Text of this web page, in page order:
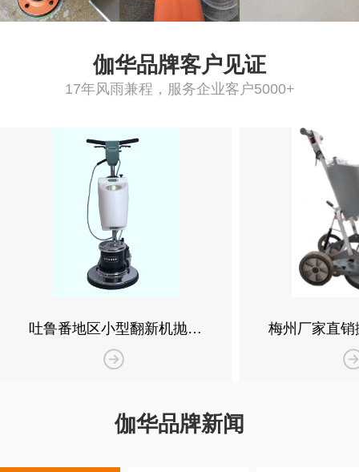
伽华品牌客户见证
17年风雨兼程，服务企业客户5000+
吐鲁番地区小型翻新机抛光
报价，城市酒店沥青抛光翻
新机销售公司直销案例
梅州厂家直
行，高速抛
销
伽华品牌新闻